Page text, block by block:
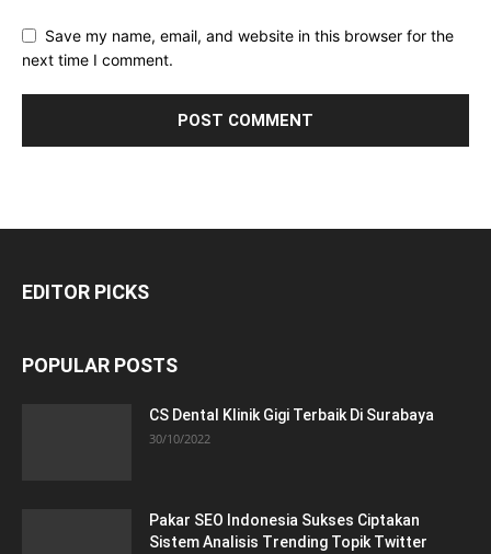
Save my name, email, and website in this browser for the
next time I comment.
EDITOR PICKS
POPULAR POSTS
CS Dental Klinik Gigi Terbaik Di Surabaya
30/10/2022
Pakar SEO Indonesia Sukses Ciptakan
Sistem Analisis Trending Topik Twitter